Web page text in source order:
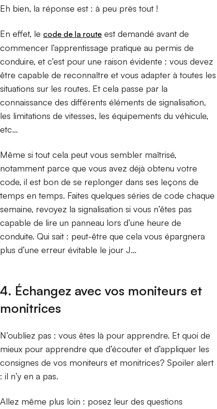
Eh bien, la réponse est : à peu près tout !
En effet, le code de la route est demandé avant de
commencer l’apprentissage pratique au permis de
conduire, et c’est pour une raison évidente : vous devez
être capable de reconnaître et vous adapter à toutes les
situations sur les routes. Et cela passe par la
connaissance des différents éléments de signalisation,
les limitations de vitesses, les équipements du véhicule,
etc…
Même si tout cela peut vous sembler maîtrisé,
notamment parce que vous avez déjà obtenu votre
code, il est bon de se replonger dans ses leçons de
temps en temps. Faites quelques séries de code chaque
semaine, revoyez la signalisation si vous n’êtes pas
capable de lire un panneau lors d’une heure de
conduite. Qui sait : peut-être que cela vous épargnera
plus d’une erreur évitable le jour J…
4. Échangez avec vos moniteurs et
monitrices
N’oubliez pas : vous êtes là pour apprendre. Et quoi de
mieux pour apprendre que d’écouter et d’appliquer les
consignes de vos moniteurs et monitrices? Spoiler alert
: il n’y en a pas.
Allez même plus loin : posez leur des questions